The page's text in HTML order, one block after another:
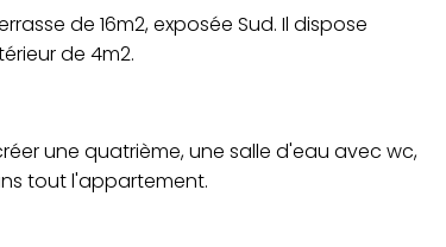
de 16m2, exposée Sud. Il dispose
de 4m2.
une quatrième, une salle d'eau avec wc,
tout l'appartement.